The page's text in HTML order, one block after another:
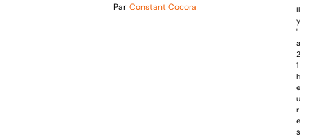
Par Constant Cocora
Il
y
'
a
2
1
h
e
u
r
e
s